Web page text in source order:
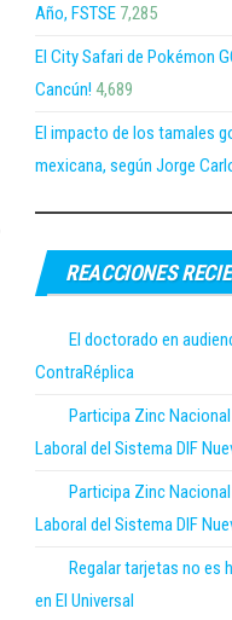
Año, FSTSE 7,285
El City Safari de Pokémon
Cancún! 4,689
El impacto de los tamales
mexicana, según Jorge
REACCIONES
El doctorado en
ContraRéplica
Participa Zinc
Laboral del Sistema DIF
Participa Zinc
Laboral del Sistema DIF
Regalar tarjetas no es
en El Universal